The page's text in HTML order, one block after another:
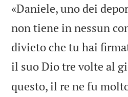
«Daniele, uno dei
non tiene in nessun
divieto che tu hai
il suo Dio tre volte al
questo, il re ne fu